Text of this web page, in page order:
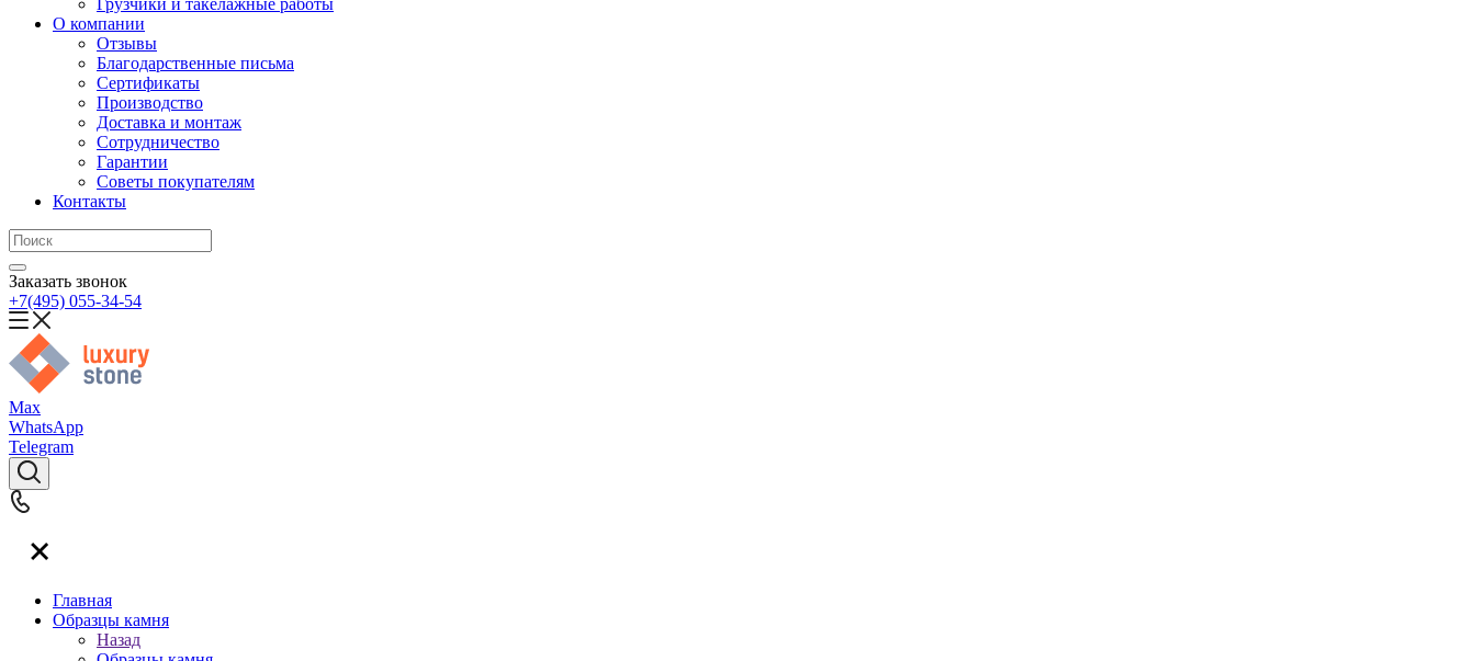
Грузчики и такелажные работы
О компании
Отзывы
Благодарственные письма
Сертификаты
Производство
Доставка и монтаж
Сотрудничество
Гарантии
Советы покупателям
Контакты
Заказать звонок
+7(495) 055-34-54
Max
WhatsApp
Telegram
Главная
Образцы камня
Назад